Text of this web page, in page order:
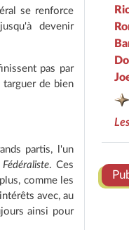
se renforce
devenir
pas par
de bien
partis, l'un
. Ces
comme les
avec, au
ainsi pour